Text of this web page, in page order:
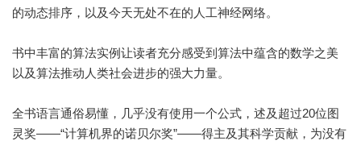
的动态排序，以及今天无处不在的人工神经网络。
书中丰富的算法实例让读者充分感受到算法中蕴含的数学之美
以及算法推动人类社会进步的强大力量。
全书语言通俗易懂，几乎没有使用一个公式，述及超过20位图
灵奖——“计算机界的诺贝尔奖”——得主及其科学贡献，为没有